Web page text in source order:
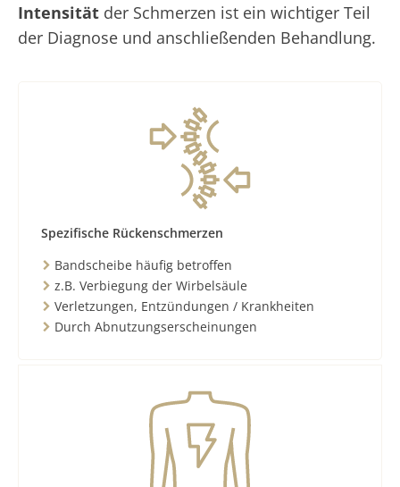
Intensität der Schmerzen ist ein wichtiger Teil
der Diagnose und anschließenden Behandlung.
Spezifische Rückenschmerzen
Bandscheibe häufig betroffen
z.B. Verbiegung der Wirbelsäule
Verletzungen, Entzündungen / Krankheiten
Durch Abnutzungserscheinungen